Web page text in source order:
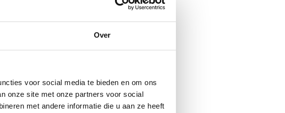
Over
voor social media te bieden en om ons
onze site met onze partners voor social
met andere informatie die u aan ze heeft